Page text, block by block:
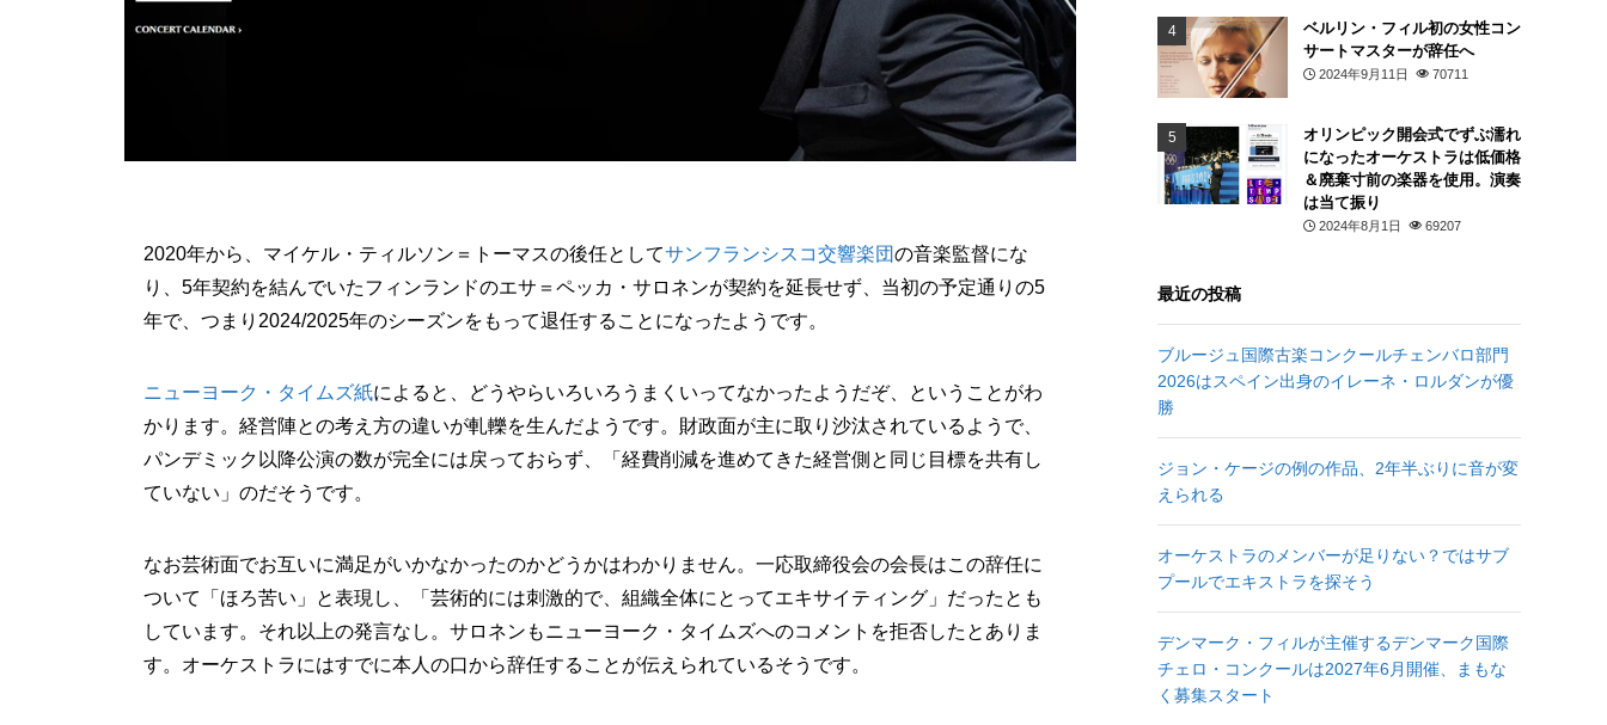
2020年から、マイケル・ティルソン＝トーマスの後任としてサンフランシスコ交響楽団の音楽監督にな
り、5年契約を結んでいたフィンランドのエサ＝ペッカ・サロネンが契約を延長せず、当初の予定通りの5
年で、つまり2024/2025年のシーズンをもって退任することになったようです。
ニューヨーク・タイムズ紙によると、どうやらいろいろうまくいってなかったようだぞ、ということがわ
かります。経営陣との考え方の違いが軋轢を生んだようです。財政面が主に取り沙汰されているようで、
パンデミック以降公演の数が完全には戻っておらず、「経費削減を進めてきた経営側と同じ目標を共有し
ていない」のだそうです。
なお芸術面でお互いに満足がいかなかったのかどうかはわかりません。一応取締役会の会長はこの辞任に
ついて「ほろ苦い」と表現し、「芸術的には刺激的で、組織全体にとってエキサイティング」だったとも
しています。それ以上の発言なし。サロネンもニューヨーク・タイムズへのコメントを拒否したとありま
す。オーケストラにはすでに本人の口から辞任することが伝えられているそうです。
ベルリン・フィル初の女性コン
サートマスターが辞任へ
2024年9月11日 70711
オリンピック開会式でずぶ濡れ
になったオーケストラは低価格
＆廃棄寸前の楽器を使用。演奏
は当て振り
2024年8月1日 69207
最近の投稿
ブルージュ国際古楽コンクールチェンバロ部門
2026はスペイン出身のイレーネ・ロルダンが優
勝
ジョン・ケージの例の作品、2年半ぶりに音が変
えられる
オーケストラのメンバーが足りない？ではサブ
プールでエキストラを探そう
デンマーク・フィルが主催するデンマーク国際
チェロ・コンクールは2027年6月開催、まもな
く募集スタート